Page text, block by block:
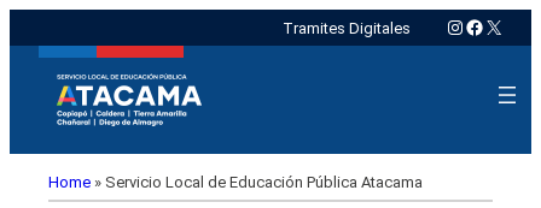
Tramites Digitales Instagram
X
Home » Servicio Local de Educación Pública Atacama